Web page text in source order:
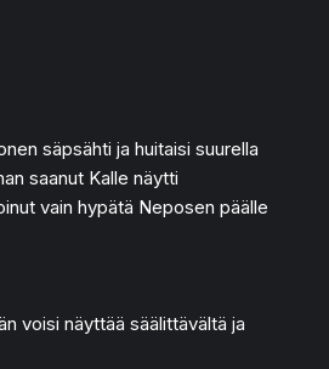
säpsähti ja huitaisi suurella
saanut Kalle näytti
vain hypätä Neposen päälle
voisi näyttää säälittävältä ja